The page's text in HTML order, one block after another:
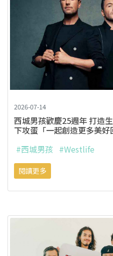
2026-07-14
西城男孩歡慶25週年 打造
下攻蛋「一起創造更多美好
#西城男孩 #Westlife
閱讀更多